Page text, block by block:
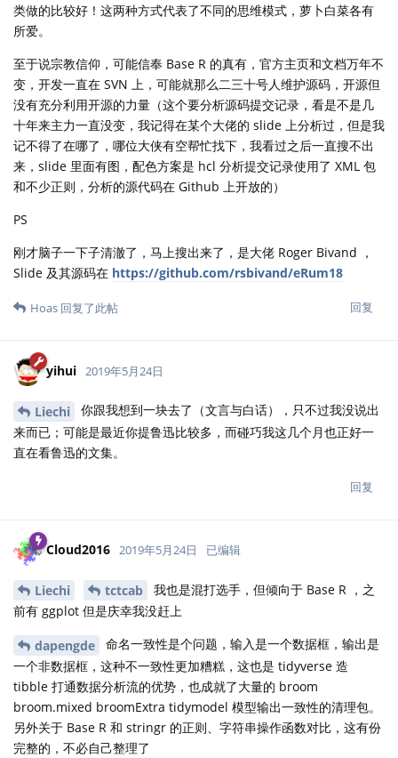
类做的比较好！这两种方式代表了不同的思维模式，萝卜白菜各有
所爱。
至于说宗教信仰，可能信奉 Base R 的真有，官方主页和文档万年不
变，开发一直在 SVN 上，可能就那么二三十号人维护源码，开源但
没有充分利用开源的力量（这个要分析源码提交记录，看是不是几
十年来主力一直没变，我记得在某个大佬的 slide 上分析过，但是我
记不得了在哪了，哪位大侠有空帮忙找下，我看过之后一直搜不出
来，slide 里面有图，配色方案是 hcl 分析提交记录使用了 XML 包
和不少正则，分析的源代码在 Github 上开放的）
PS
刚才脑子一下子清澈了，马上搜出来了，是大佬 Roger Bivand ，
Slide 及其源码在 https://github.com/rsbivand/eRum18
回复
Hoas 回复了此帖
yihui 2019年5月24日
Liechi
你跟我想到一块去了（文言与白话），只不过我没说出
来而已；可能是最近你提鲁迅比较多，而碰巧我这几个月也正好一
直在看鲁迅的文集。
回复
Cloud2016 2019年5月24日 已编辑
Liechi tctcab
我也是混打选手，但倾向于 Base R ，之
前有 ggplot 但是庆幸我没赶上
dapengde
命名一致性是个问题，输入是一个数据框，输出是
一个非数据框，这种不一致性更加糟糕，这也是 tidyverse 造
tibble 打通数据分析流的优势，也成就了大量的 broom
broom.mixed broomExtra tidymodel 模型输出一致性的清理包。
另外关于 Base R 和 stringr 的正则、字符串操作函数对比，这有份
完整的，不必自己整理了